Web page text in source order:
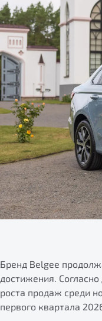
Бренд Belgee
достижения.
роста продаж среди
первого квартала